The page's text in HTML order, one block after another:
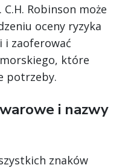
Robinson może
oceny ryzyka
i zaoferować
które
potrzeby.
i nazwy
znaków